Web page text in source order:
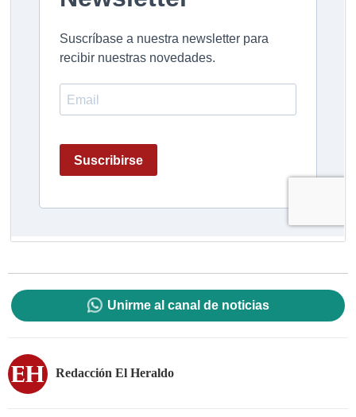
Unirme al canal de noticias
Redacción El Heraldo